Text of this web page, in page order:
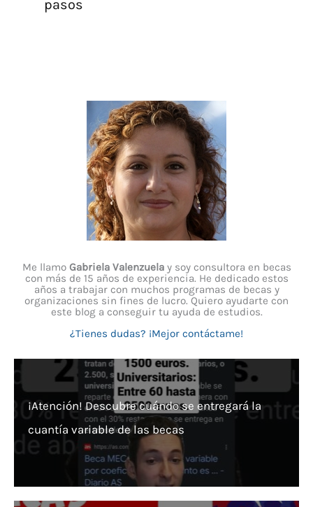
pasos
Me llamo Gabriela Valenzuelay soy consultora en becas
con más de 15 años de experiencia. He dedicado estos
años a trabajar con muchos programas de becas y
organizaciones sin fines de lucro. Quiero ayudarte con
este blog a conseguir tu ayuda de estudios.
¿Tienes dudas? ¡Mejor contáctame!
¡Atención! Descubre cuándo se entregará la
cuantía variable de las becas